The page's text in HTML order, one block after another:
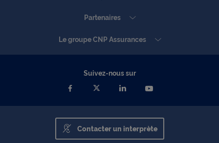
Partenaires
Le groupe CNP Assurances
Contacter un interprète
Suivez-nous sur